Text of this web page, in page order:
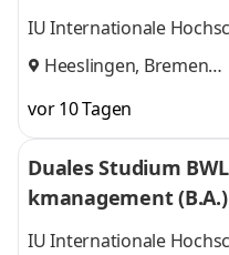
o. KG
IU Internationale
Heeslingen, Bremen
vor 10 Tagen
Duales Studium
kmanagement (B.A.)
KG
IU Internationale